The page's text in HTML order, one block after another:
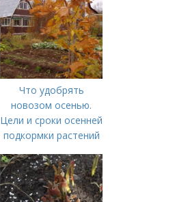
Что удобрять
новозом осенью.
Цели и сроки осенней
подкормки растений